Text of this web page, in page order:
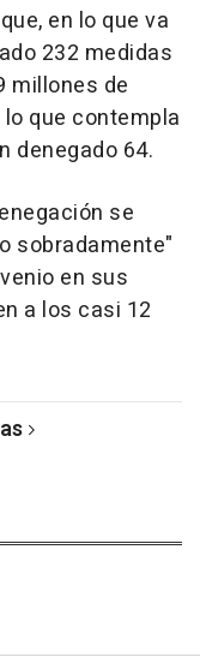
en lo que va
232 medidas
millones de
que contempla
denegado 64.
se
sobradamente"
en sus
a los casi 12